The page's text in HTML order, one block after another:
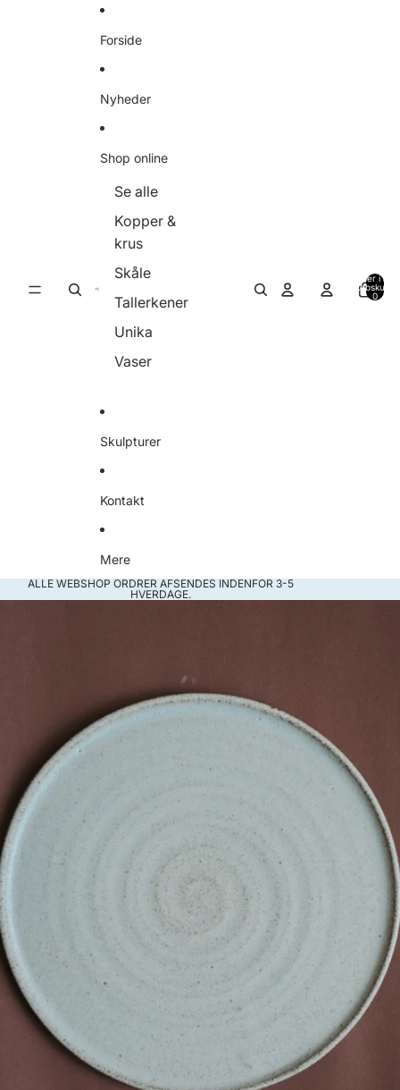
Forside
Nyheder
Shop online
Se alle
Kopper &
krus
Skåle
Tallerkener
Unika
Vaser
Skulpturer
Kontakt
Mere
Varer i alt i
0
ALLE WEBSHOP ORDRER AFSENDES INDENFOR 3-5
HVERDAGE.
Gå til produktoplysninger